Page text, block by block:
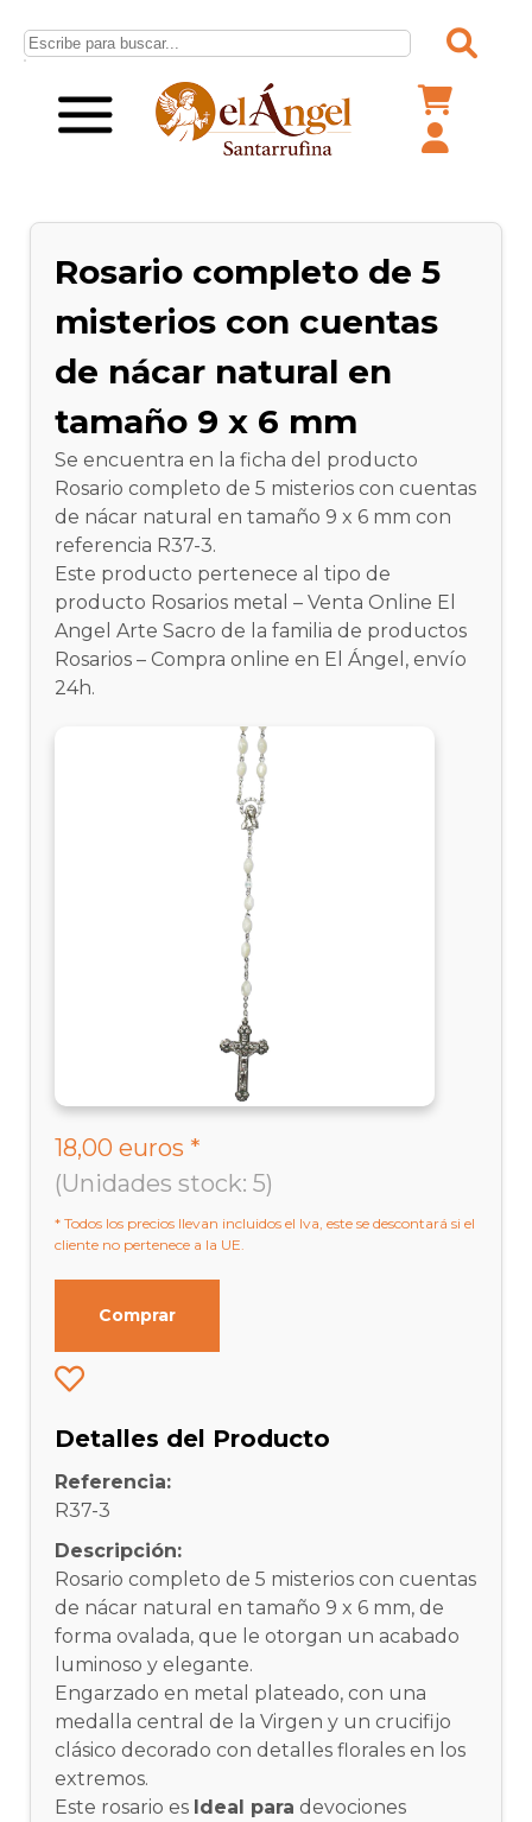
Rosario completo de 5
misterios con cuentas
de nácar natural en
tamaño 9 x 6 mm
Se encuentra en la ficha del producto
Rosario completo de 5 misterios con cuentas
de nácar natural en tamaño 9 x 6 mm con
referencia R37-3.
Este producto pertenece al tipo de
producto Rosarios metal – Venta Online El
Angel Arte Sacro de la familia de productos
Rosarios – Compra online en El Ángel, envío
24h.
18,00 euros *
(Unidades stock: 5)
* Todos los precios llevan incluidos el Iva, este se descontará si el
cliente no pertenece a la UE.
Comprar
Detalles del Producto
Referencia:
R37-3
Descripción:
Rosario completo de 5 misterios con cuentas
de nácar natural en tamaño 9 x 6 mm, de
forma ovalada, que le otorgan un acabado
luminoso y elegante.
Engarzado en metal plateado, con una
medalla central de la Virgen y un crucifijo
clásico decorado con detalles florales en los
extremos.
Este rosario es Ideal para devociones